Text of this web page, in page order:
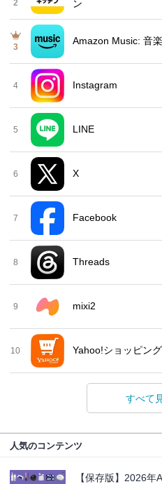
2
ン
3
Amazon Music: 音
4 Instagram
5 LINE
6 X
7 Facebook
8 Threads
9 mixi2
10 Yahoo!ショッピン
すべて
人気のコンテンツ
【保存版】2026年